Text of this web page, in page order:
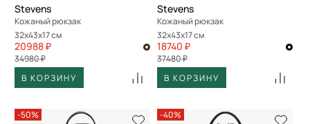
Stevens
Кожаный рюкзак
32x43x17 см
20988 ₽
34980 ₽
В КОРЗИНУ
Stevens
Кожаный рюкзак
32x43x17 см
18740 ₽
37480 ₽
В КОРЗИНУ
-50% -40%